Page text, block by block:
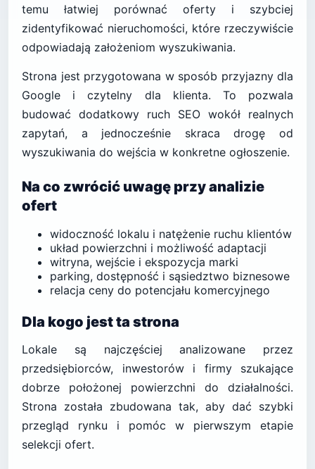
temu łatwiej porównać oferty i szybciej
zidentyfikować nieruchomości, które rzeczywiście
odpowiadają założeniom wyszukiwania.
Strona jest przygotowana w sposób przyjazny dla
Google i czytelny dla klienta. To pozwala
budować dodatkowy ruch SEO wokół realnych
zapytań, a jednocześnie skraca drogę od
wyszukiwania do wejścia w konkretne ogłoszenie.
Na co zwrócić uwagę przy analizie
ofert
widoczność lokalu i natężenie ruchu klientów
układ powierzchni i możliwość adaptacji
witryna, wejście i ekspozycja marki
parking, dostępność i sąsiedztwo biznesowe
relacja ceny do potencjału komercyjnego
Dla kogo jest ta strona
Lokale są najczęściej analizowane przez
przedsiębiorców, inwestorów i firmy szukające
dobrze położonej powierzchni do działalności.
Strona została zbudowana tak, aby dać szybki
przegląd rynku i pomóc w pierwszym etapie
selekcji ofert.